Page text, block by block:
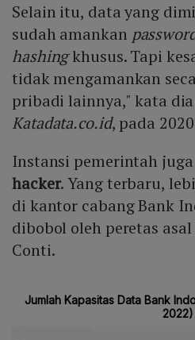
Selain itu, data yang
sudah amankan
hashingkhusus. Tapi
tidak mengamankan
pribadi lainnya," kata
Katadata.co.id, pada
Instansi pemerintah
hacker. Yang terbaru,
di kantor cabang Bank
dibobol oleh peretas
Conti.